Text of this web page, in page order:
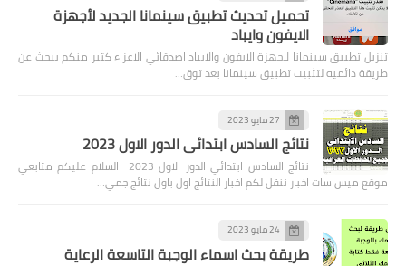
تحميل تحديث تطبيق سينمانا الجديد لأجهزة
الايفون وايباد
تنزيل تطبيق سينمانا لاجهزة الايفون والايباد اصدقائي الاعزاء كثير منكم يبحث عن
طريقة دائميه لتثبيت تطبيق سينمانا بعد توق…
27 مايو 2023
نتائج السادس ابتدائي الدور الاول 2023
نتائج السادس ابتدائي الدور الاول 2023 السلام عليكم متابعي
موقع ميس سات اخبار ننقل لكم اخبار النتائج اول باول نتائج جمي…
24 مايو 2023
طريقة بحث اسماء الوجبة التاسعة الرعاية